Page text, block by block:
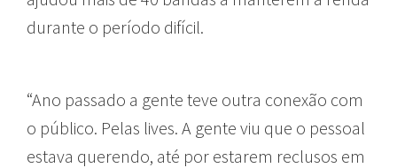
durante o período difícil.
“Ano passado a gente teve outra conexão com
o público. Pelas lives. A gente viu que o pessoal
estava querendo, até por estarem reclusos em